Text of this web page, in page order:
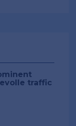
traffic